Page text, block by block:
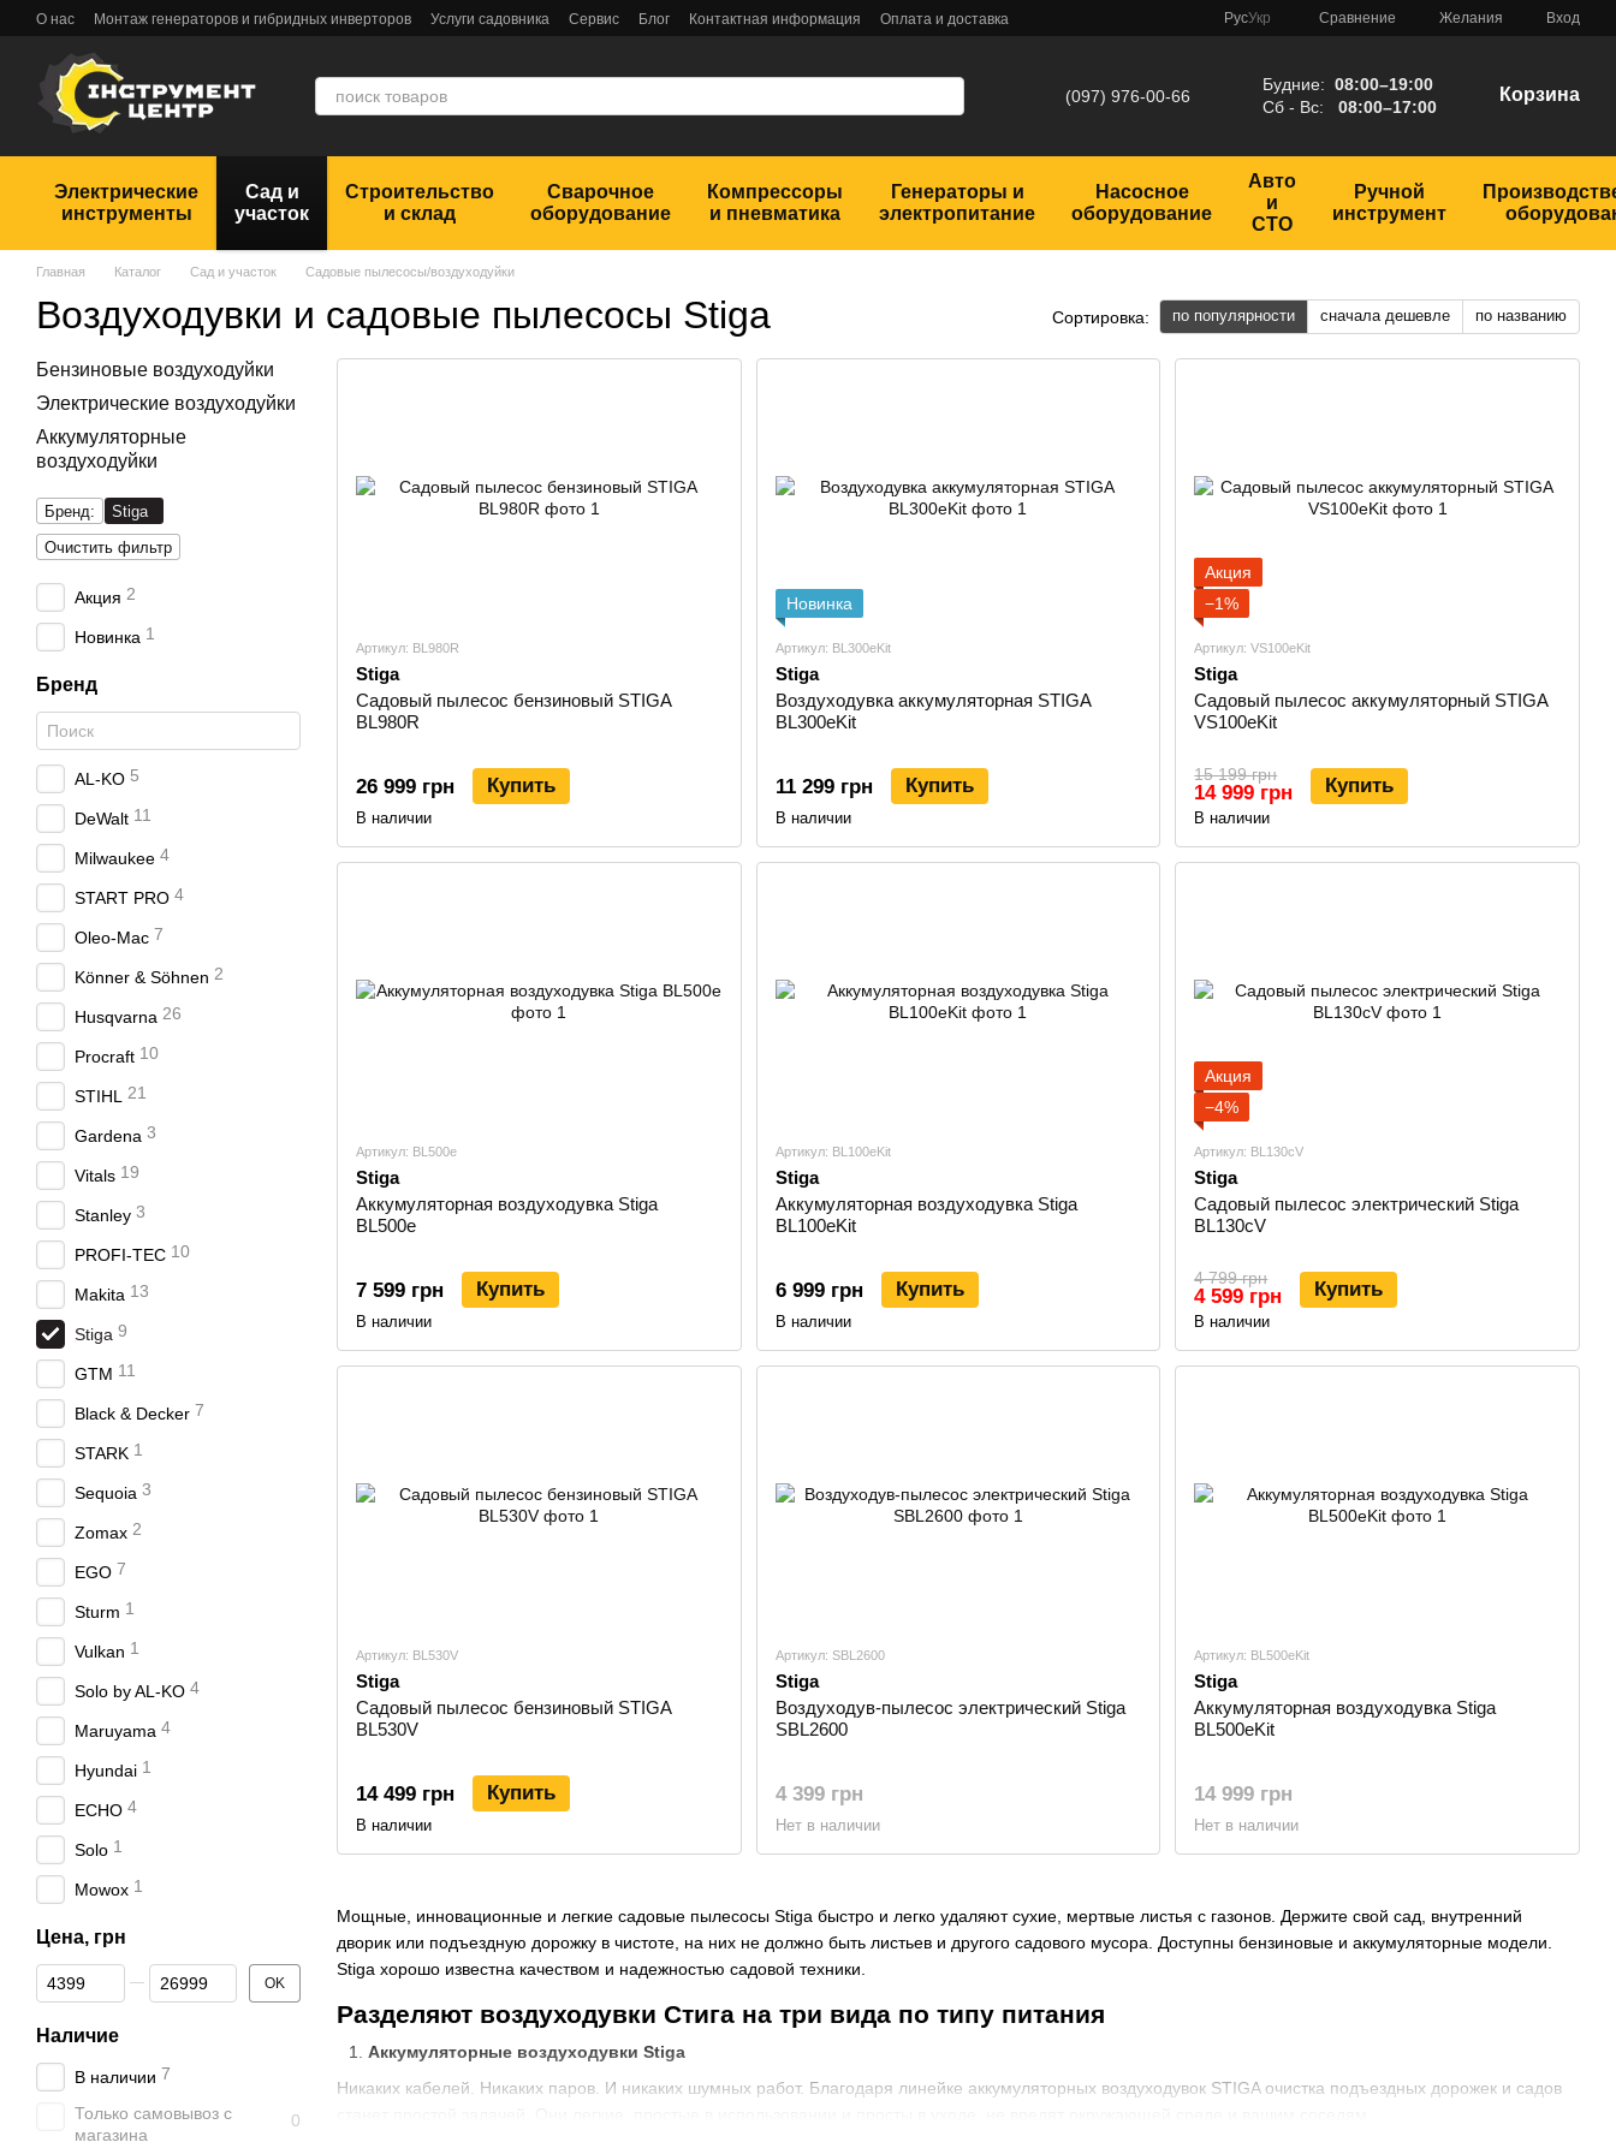
Перейти к основному контенту
О нас Монтаж генераторов и гибридных инверторов Услуги садовника Сервис Блог Контактная информация
Оплата и доставка
РусУкр Сравнение Желания Вход
(097) 976-00-66
Будние: 08:00–19:00
Сб - Вс: 08:00–17:00
Корзина
Электрические
инструменты
Сад и
участок
Строительство
и склад
Сварочное
оборудование
Компрессоры
и пневматика
Генераторы и
электропитание
Насосное
оборудование
Авто
и
СТО
Ручной
инструмент
Главная Каталог Сад и участок Садовые пылесосы/воздуходуйки
Воздуходувки и садовые пылесосы Stiga Сортировка: по популярности сначала дешевле по названию
Мощные, инновационные и легкие садовые пылесосы Stiga быстро и легко удаляют сухие, мертвые листья с газонов. Держите свой сад, внутренний
дворик или подъездную дорожку в чистоте, на них не должно быть листьев и другого садового мусора. Доступны бензиновые и аккумуляторные модели.
Stiga хорошо известна качеством и надежностью садовой техники.
Разделяют воздуходувки Стига на три вида по типу питания
Аккумуляторные воздуходувки Stiga
Никаких кабелей. Никаких паров. И никаких шумных работ. Благодаря линейке аккумуляторных воздуходувок STIGA очистка подъездных дорожек и садов
Артикул: BL980R
Stiga
Садовый пылесос бензиновый STIGA
BL980R
26 999 грн Купить
В наличии
Новинка
Артикул: BL300eKit
Stiga
Воздуходувка аккумуляторная STIGA
BL300eKit
11 299 грн Купить
В наличии
Акция
−1%
Артикул: VS100eKit
Stiga
Садовый пылесос аккумуляторный STIGA
VS100eKit
15 199 грн
14 999 грн Купить
В наличии
Артикул: BL500e
Stiga
Аккумуляторная воздуходувка Stiga
BL500e
7 599 грн Купить
В наличии
Артикул: BL100eKit
Stiga
Аккумуляторная воздуходувка Stiga
BL100eKit
6 999 грн Купить
В наличии
Акция
−4%
Артикул: BL130cV
Stiga
Садовый пылесос электрический Stiga
BL130cV
4 799 грн
4 599 грн Купить
В наличии
Артикул: BL530V
Stiga
Садовый пылесос бензиновый STIGA
BL530V
14 499 грн Купить
В наличии
Артикул: SBL2600
Stiga
Воздуходув-пылесос электрический Stiga
SBL2600
4 399 грн
Нет в наличии
Артикул: BL500eKit
Stiga
Аккумуляторная воздуходувка Stiga
BL500eKit
14 999 грн
Нет в наличии
Бензиновые воздуходуйки
Электрические воздуходуйки
Аккумуляторные
воздуходуйки
Бренд:
Stiga
Очистить фильтр
Акция 2
Новинка 1
Бренд
AL-KO 5
DeWalt 11
Milwaukee 4
START PRO 4
Oleo-Mac 7
Könner & Söhnen 2
Husqvarna 26
Procraft 10
STIHL 21
Gardena 3
Vitals 19
Stanley 3
PROFI-TEC 10
Makita 13
Stiga 9
GTM 11
Black & Decker 7
STARK 1
Sequoia 3
Zomax 2
EGO 7
Sturm 1
Vulkan 1
Solo by AL-KO 4
Maruyama 4
Hyundai 1
ECHO 4
Solo 1
Mowox 1
Цена, грн
От Цена, грн
До Цена, грн OK
Наличие
В наличии 7
Только самовывоз с
магазина
0